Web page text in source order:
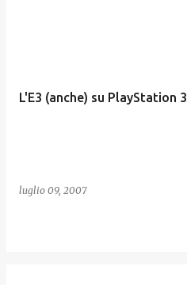
L'E3 (anche) su PlayStation 3
luglio 09, 2007